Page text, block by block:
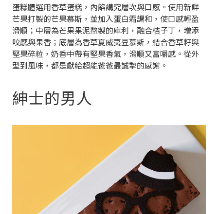
蛋糕體選用香草蛋糕，內餡講究層次與口感。使用新鮮
芒果打製的芒果慕斯，並加入蛋白霜調和，使口感輕盈
滑順；中層為芒果果泥熬製的庫利，融合桔子丁，增添
咬感與果香；底層為香草夏威夷豆慕斯，結合香草籽與
堅果碎粒，奶香中帶有堅果香氣，滑順又富嚼感。從外
型到風味，都是獻給超能爸爸最誠摯的感謝。
紳士的男人